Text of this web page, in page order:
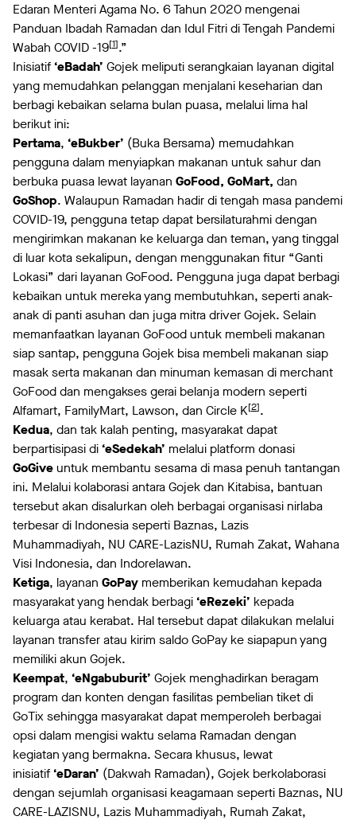
Edaran Menteri Agama No. 6 Tahun 2020 mengenai
Panduan Ibadah Ramadan dan Idul Fitri di Tengah Pandemi
Wabah COVID -19[1].”
Inisiatif‘eBadah’ Gojek meliputi serangkaian layanan digital
yang memudahkan pelanggan menjalani keseharian dan
berbagi kebaikan selama bulan puasa, melalui lima hal
berikut ini:
Pertama, ‘eBukber’ (Buka Bersama) memudahkan
pengguna dalam menyiapkan makanan untuk sahur dan
berbuka puasa lewat layanan GoFood, GoMart, dan
GoShop. Walaupun Ramadan hadir di tengah masa pandemi
COVID-19, pengguna tetap dapat bersilaturahmi dengan
mengirimkan makanan ke keluarga dan teman, yang tinggal
di luar kota sekalipun, dengan menggunakan fitur “Ganti
Lokasi” dari layanan GoFood. Pengguna juga dapat berbagi
kebaikan untuk mereka yang membutuhkan, seperti anak-
anak di panti asuhan dan juga mitra driver Gojek. Selain
memanfaatkan layanan GoFood untuk membeli makanan
siap santap, pengguna Gojek bisa membeli makanan siap
masak serta makanan dan minuman kemasan di merchant
GoFood dan mengakses gerai belanja modern seperti
Alfamart, FamilyMart, Lawson, dan Circle K[2].
Kedua, dan tak kalah penting, masyarakat dapat
berpartisipasi di ‘eSedekah’ melalui platform donasi
GoGiveuntuk membantu sesama di masa penuh tantangan
ini. Melalui kolaborasi antara Gojek dan Kitabisa, bantuan
tersebut akan disalurkan oleh berbagai organisasi nirlaba
terbesar di Indonesia seperti Baznas, Lazis
Muhammadiyah, NU CARE-LazisNU, Rumah Zakat, Wahana
Visi Indonesia, dan Indorelawan.
Ketiga, layanan GoPay memberikan kemudahan kepada
masyarakat yang hendak berbagi ‘eRezeki’ kepada
keluarga atau kerabat. Hal tersebut dapat dilakukan melalui
layanan transfer atau kirim saldo GoPay ke siapapun yang
memiliki akun Gojek.
Keempat, ‘eNgabuburit’ Gojek menghadirkan beragam
program dan konten dengan fasilitas pembelian tiket di
GoTix sehingga masyarakat dapat memperoleh berbagai
opsi dalam mengisi waktu selama Ramadan dengan
kegiatan yang bermakna. Secara khusus, lewat
inisiatif‘eDaran’ (Dakwah Ramadan), Gojek berkolaborasi
dengan sejumlah organisasi keagamaan seperti Baznas, NU
CARE-LAZISNU, Lazis Muhammadiyah, Rumah Zakat,